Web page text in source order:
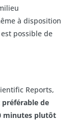
à disposition
possible de
Reports,
préférable de
minutes plutôt